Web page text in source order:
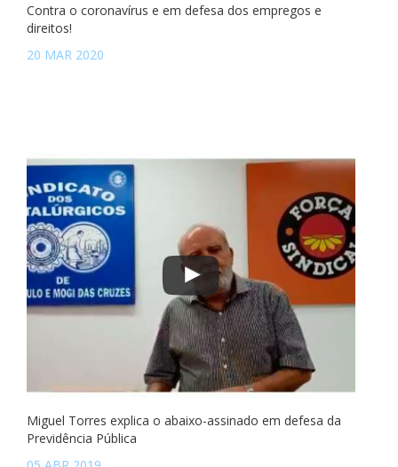
Contra o coronavírus e em defesa dos empregos e
direitos!
20 MAR 2020
Miguel Torres explica o abaixo-assinado em defesa da
Previdência Pública